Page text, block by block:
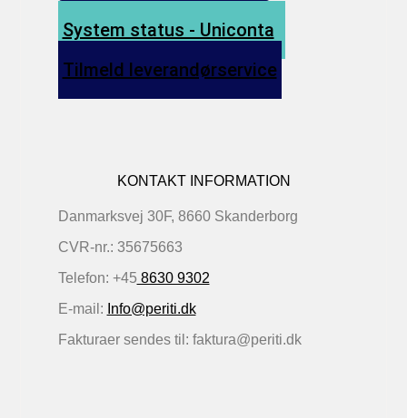
System status - Uniconta
Tilmeld leverandørservice
KONTAKT INFORMATION
Danmarksvej 30F, 8660 Skanderborg
CVR-nr.: 35675663
Telefon: +45 8630 9302
E-mail: Info@periti.dk
Fakturaer sendes til: faktura@periti.dk